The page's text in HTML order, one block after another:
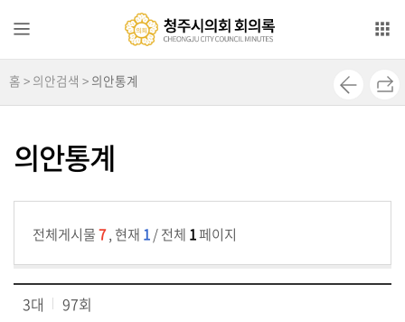
본문으로 바로가기
메인메뉴 바로가기
전
자
의
록
상
회
의
록
홈 > 의안검색 > 의안통계
의안통계
전체게시물7, 현재 1/ 전체 1페이지
3대 97회